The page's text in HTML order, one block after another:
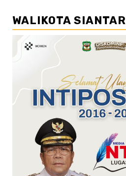
WALIKOTA SIANTAR